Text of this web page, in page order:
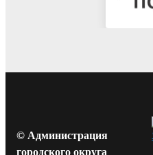
© Администрация
городского округа